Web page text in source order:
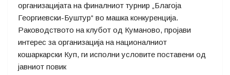
организацијата на финалниот турнир „Благоја
Георгиевски-Буштур“ во машка конкуренција.
Раководството на клубот од Куманово, пројави
интерес за организација на националниот
кошаркарски Куп, ги исполни условите поставени од
јавниот повик